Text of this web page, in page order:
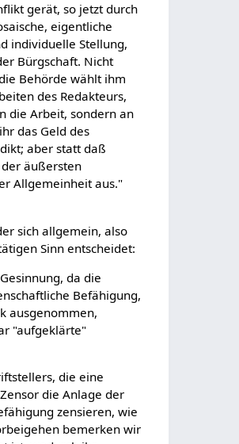
gerät, so jetzt durch
eigentliche
individuelle Stellung,
Bürgschaft. Nicht
Behörde wählt ihm
des Redakteurs,
die Arbeit, sondern an
das Geld des
aber statt daß
äußersten
Allgemeinheit aus."
sich allgemein, also
Sinn entscheidet:
da die
Befähigung,
ausgenommen,
"aufgeklärte"
die eine
die Anlage der
zensieren, wie
bemerken wir